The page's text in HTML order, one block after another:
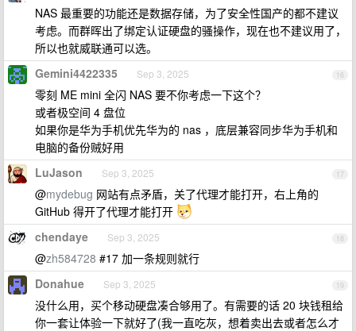
NAS 最重要的功能还是数据存储，为了安全性国产的都不建议
考虑。而群晖出了绑定认证硬盘的骚操作，现在也不建议用了，
所以也就威联通可以选。
16
Gemini4422335 Sep 3, 2025
零刻 ME mini 全闪 NAS 要不你考虑一下这个？
或者极空间 4 盘位
如果你是华为手机优先华为的 nas ，底层兼容同步华为手机和
电脑的备份贼好用
17
LuJason Sep 3, 2025
@mydebug 网站有点矛盾，关了代理才能打开，右上角的
GitHub 得开了代理才能打开
18
chendaye Sep 3, 2025
@zh584728 #17 加一条规则就行
19
Donahue Sep 3, 2025
没什么用，买个移动硬盘凑合够用了。有需要的话 20 块钱租给
你一套让体验一下就好了(我一直吃灰，想着卖出去或者怎么才